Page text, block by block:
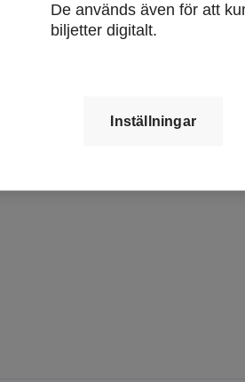
De används även för att
biljetter digitalt.
Inställningar